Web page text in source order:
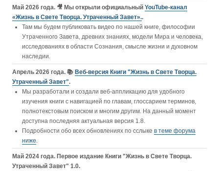
Май 2026 года. 🎥 Мы открыли официальный YouTube‑канал
«Жизнь в Свете Творца. Утраченный Завет»..
Там мы будем публиковать видео по нашей книге, философии
Утраченного Завета, древних знаниях, модели Мира и человека,
исследованиях в области Сознания, смысле жизни и духовном
наследии.
Апрель 2026 года. 📚 Веб-версия Книги "Жизнь в Свете Творца.
Утраченный Завет".
Мы разработали и создали веб-аппликацию для удобного
изучения книги c навигацией по главам, глоссарием терминов,
полнотекстовым поиском и многим другим. На данный момент
доступна последняя актуальная версия 1.8.
Подробности обо всех обновлениях по сслыке в теме форума
ниже.
Май 2024 года. Первое издание Книги "Жизнь в Свете Творца.
Утраченный Завет" 1.0.